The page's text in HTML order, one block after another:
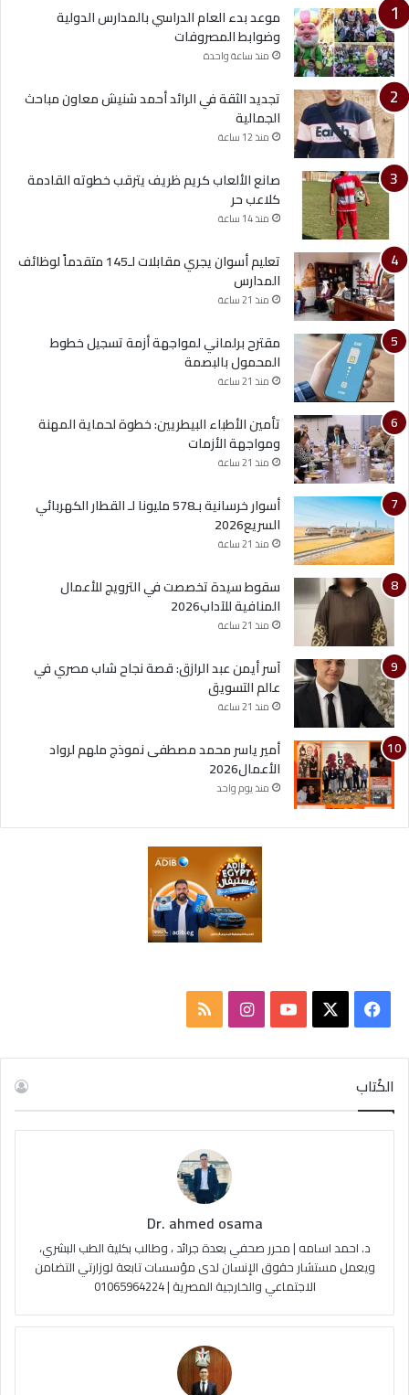
موعد بدء العام الدراسي بالمدارس الدولية
وضوابط المصروفات
منذ ساعة واحدة
تجديد الثقة في الرائد أحمد شنيش معاون مباحث
الجمالية
منذ 12 ساعة
صانع الألعاب كريم ظريف يترقب خطوته القادمة
كلاعب حر
منذ 14 ساعة
تعليم أسوان يجري مقابلات لـ145 متقدماً لوظائف
المدارس
منذ 21 ساعة
مقترح برلماني لمواجهة أزمة تسجيل خطوط
المحمول بالبصمة
منذ 21 ساعة
تأمين الأطباء البيطريين: خطوة لحماية المهنة
ومواجهة الأزمات
منذ 21 ساعة
أسوار خرسانية بـ578 مليونا لـ القطار الكهربائي
السريع2026
منذ 21 ساعة
سقوط سيدة تخصصت في الترويج للأعمال
المنافية للآداب2026
منذ 21 ساعة
آسر أيمن عبد الرازق: قصة نجاح شاب مصري في
عالم التسويق
منذ 21 ساعة
أمير ياسر محمد مصطفى نموذج ملهم لرواد
الأعمال2026
منذ يوم واحد
س
ب
u
e
ت
ا
م
ص
ا
ل
م
و
R
الكُتاب
Dr. ahmed osama
د. احمد اسامه | محرر صحفي بعدة جرائد ، وطالب بكلية الطب البشري،
ويعمل مستشار حقوق الإنسان لدى مؤسسات تابعة لوزارتي التضامن
الاجتماعي والخارجية المصرية | 01065964224